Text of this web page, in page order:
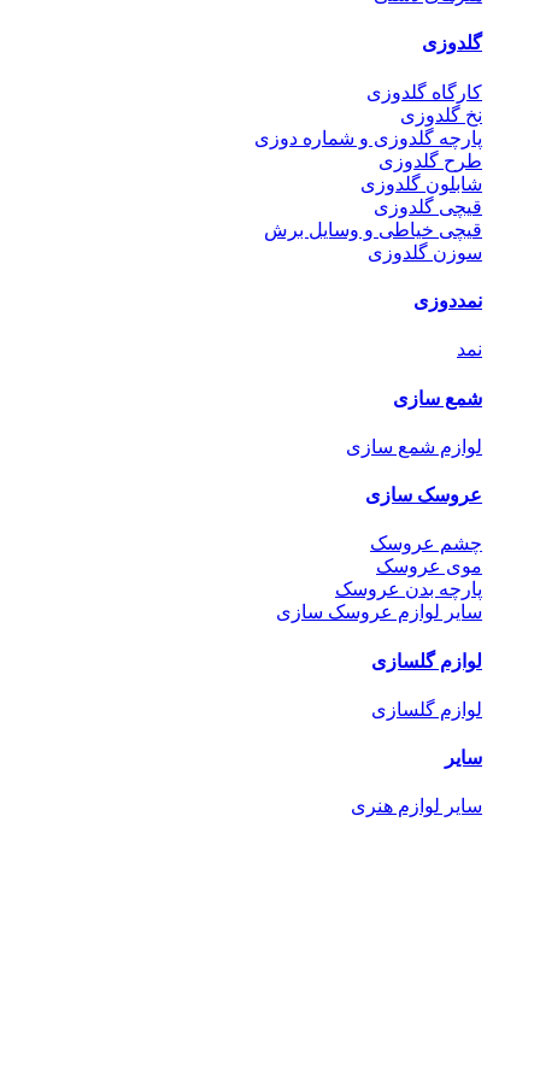
گلدوزی
کارگاه گلدوزی
نخ گلدوزی
پارچه گلدوزی و شماره دوزی
طرح گلدوزی
شابلون گلدوزی
قیچی گلدوزی
قیچی خیاطی و وسایل برش
سوزن گلدوزی
نمددوزی
نمد
شمع سازی
لوازم شمع سازی
عروسک سازی
چشم عروسک
موی عروسک
پارچه بدن عروسک
سایر لوازم عروسک سازی
لوازم گلسازی
لوازم گلسازی
سایر
سایر لوازم هنری